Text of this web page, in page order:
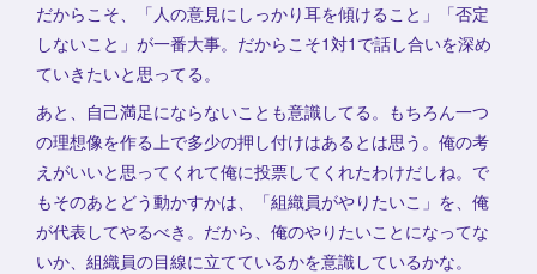
だからこそ、「人の意見にしっかり耳を傾けること」「否定
しないこと」が一番大事。だからこそ1対1で話し合いを深め
ていきたいと思ってる。
あと、自己満足にならないことも意識してる。もちろん一つ
の理想像を作る上で多少の押し付けはあるとは思う。俺の考
えがいいと思ってくれて俺に投票してくれたわけだしね。で
もそのあとどう動かすかは、「組織員がやりたいこ」を、俺
が代表してやるべき。だから、俺のやりたいことになってな
いか、組織員の目線に立てているかを意識しているかな。